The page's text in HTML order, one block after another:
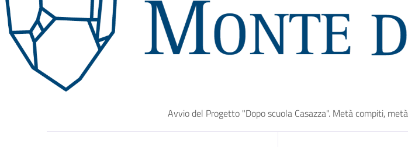
Avvio del Progetto "Dopo scuola Casazza". Metà compiti,